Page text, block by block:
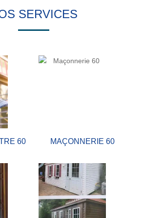
SERVICES
60
MAÇONNERIE 60